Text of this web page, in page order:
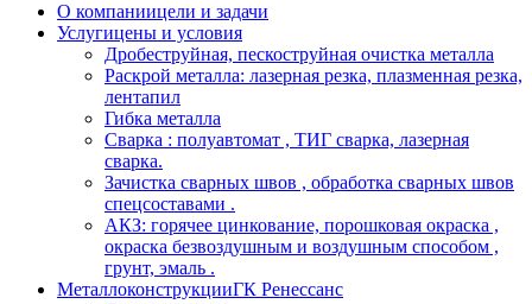
О компаниицели и задачи
Услугицены и условия
Дробеструйная, пескоструйная очистка металла
Раскрой металла: лазерная резка, плазменная резка,
лентапил
Гибка металла
Сварка : полуавтомат , ТИГ сварка, лазерная
сварка.
Зачистка сварных швов , обработка сварных швов
спецсоставами .
АКЗ: горячее цинкование, порошковая окраска ,
окраска безвоздушным и воздушным способом ,
грунт, эмаль .
МеталлоконструкцииГК Ренессанс